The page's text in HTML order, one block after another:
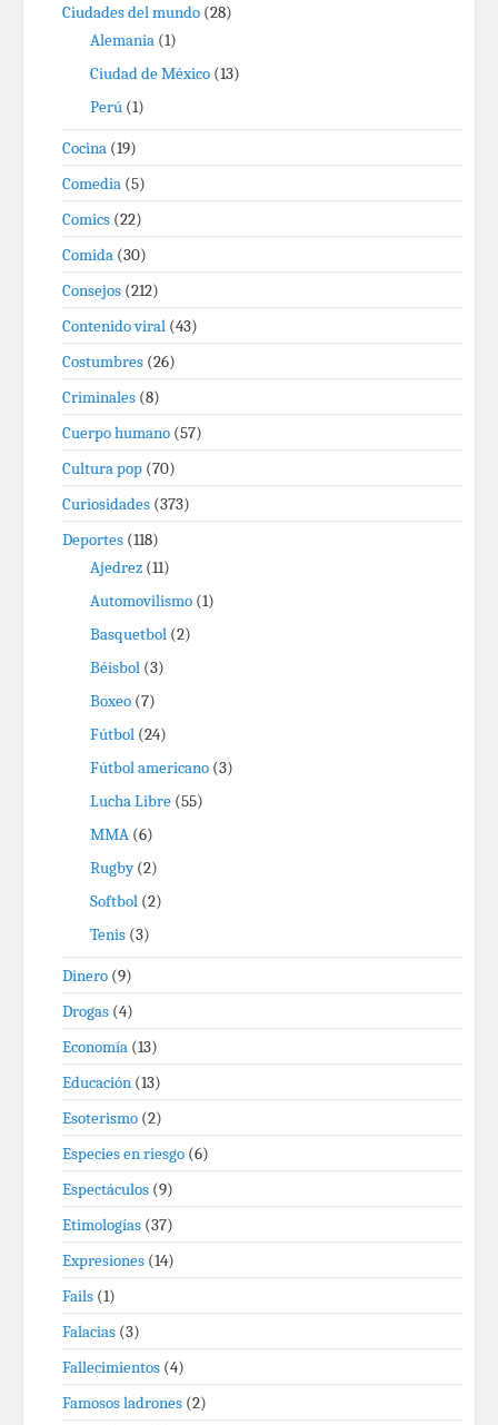
Ciudades del mundo (28)
Alemania (1)
Ciudad de México (13)
Perú (1)
Cocina (19)
Comedia (5)
Comics (22)
Comida (30)
Consejos (212)
Contenido viral (43)
Costumbres (26)
Criminales (8)
Cuerpo humano (57)
Cultura pop (70)
Curiosidades (373)
Deportes (118)
Ajedrez (11)
Automovilismo (1)
Basquetbol (2)
Béisbol (3)
Boxeo (7)
Fútbol (24)
Fútbol americano (3)
Lucha Libre (55)
MMA (6)
Rugby(2)
Softbol (2)
Tenis (3)
Dinero (9)
Drogas (4)
Economía (13)
Educación (13)
Esoterismo (2)
Especies en riesgo (6)
Espectáculos (9)
Etimologías (37)
Expresiones (14)
Fails (1)
Falacias (3)
Fallecimientos (4)
Famosos ladrones (2)